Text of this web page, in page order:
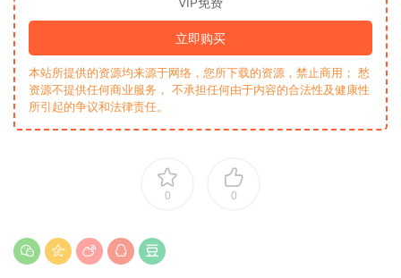
立即购买
本站所提供的资源均来源于网络，您所下载的资源，禁止商用； 愁
资源不提供任何商业服务， 不承担任何由于内容的合法性及健康性
所引起的争议和法律责任。
0 0